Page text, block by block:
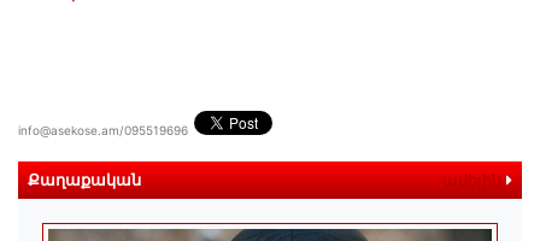
info@asekose.am/095519696
Քաղաքական ավելին